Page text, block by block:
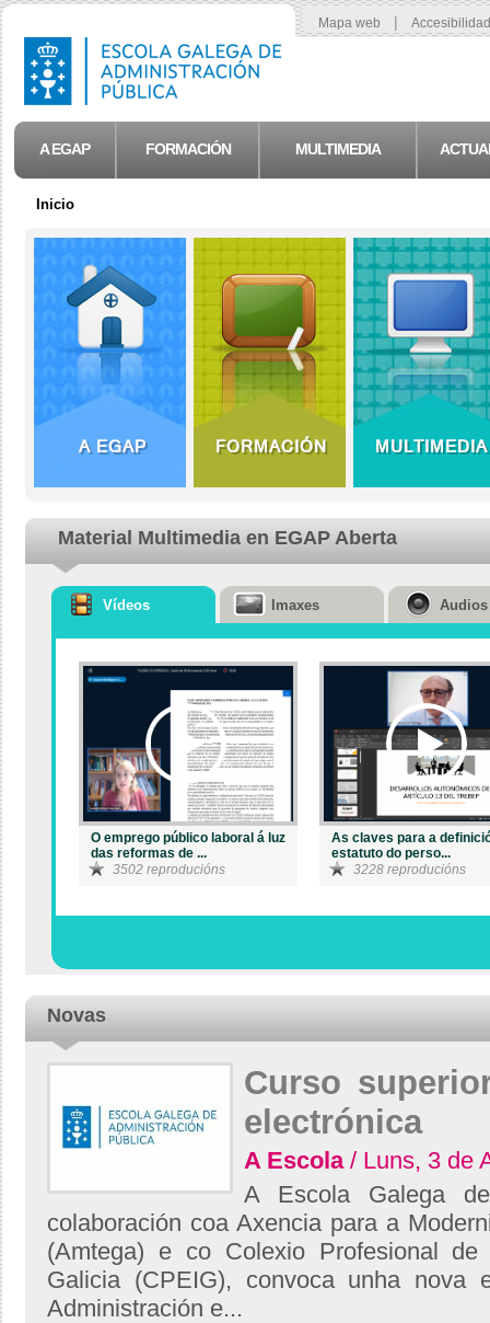
Mapa web |
A EGAP FORMACIÓN MULTIMEDIA
Inicio
Material Multimedia en EGAP Aberta
Vídeos
O emprego público laboral á luz
das reformas de ...
3502 reproducións
As claves para a
estatuto do perso...
3228 reproducións
Imaxes Audios
Novas
Curso
electrónica
A Escola/ Luns, 3 de
A Escola Galega
colaboración coa Axencia para a
(Amtega) e co Colexio Profesional
Galicia (CPEIG), convoca unha nova
Administración e...